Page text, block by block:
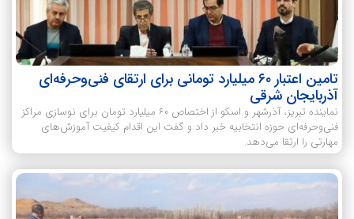
تامین اعتبار ۶۰ میلیارد تومانی برای ارتقای فنی‌وحرفه‌ای
آذربایجان شرقی
نماینده تبریز، آذرشهر و اسکو از اختصاص ۶۰ میلیارد تومان برای نوسازی مراکز
فنی‌وحرفه‌ای حوزه انتخابیه خبر داد و گفت این اقدام کیفیت آموزش‌های
مهارتی را ارتقا می‌دهد.